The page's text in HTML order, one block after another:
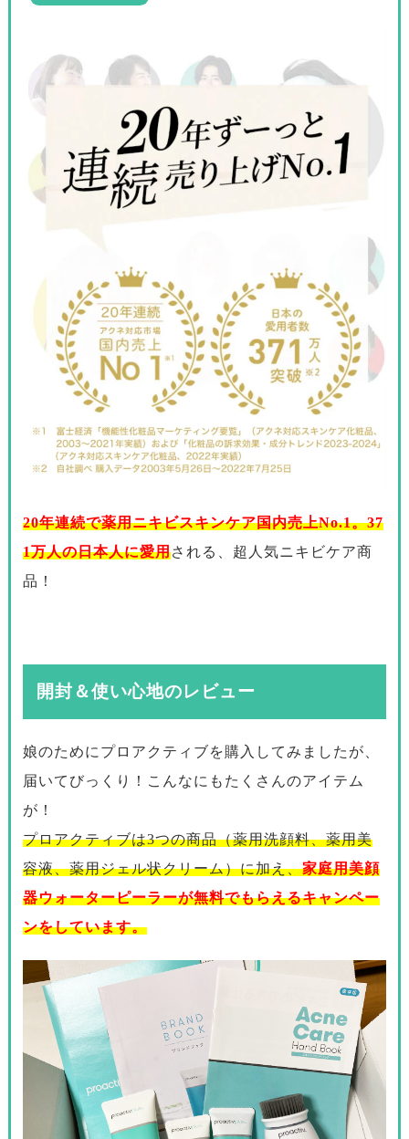
20年連続で薬用ニキビスキンケア国内売上No.1。37
1万人の日本人に愛用される、超人気ニキビケア商
品！
開封＆使い心地のレビュー
娘のためにプロアクティブを購入してみましたが、
届いてびっくり！こんなにもたくさんのアイテム
が！
プロアクティブは3つの商品（薬用洗顔料、薬用美
容液、薬用ジェル状クリーム）に加え、家庭用美顔
器ウォーターピーラーが無料でもらえるキャンペー
ンをしています。